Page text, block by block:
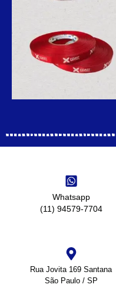
Whatsapp
(11) 94579-7704
Rua Jovita 169 Santana
São Paulo / SP